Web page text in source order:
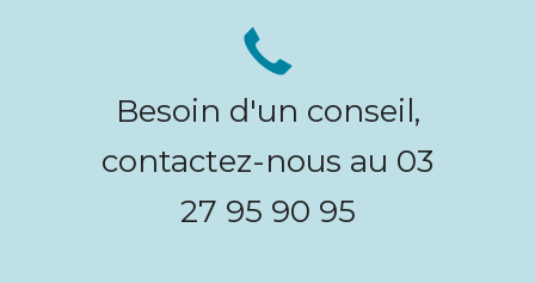
Besoin d'un conseil,
contactez-nous au 03
27 95 90 95